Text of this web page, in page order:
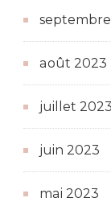
août 2023
juillet 2023
juin 2023
mai 2023